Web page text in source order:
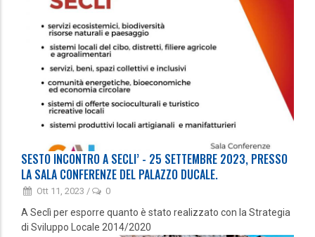
SESTO INCONTRO A SECLI’ - 25 SETTEMBRE 2023, PRESSO
LA SALA CONFERENZE DEL PALAZZO DUCALE.
Ott 11, 2023 / 0
A Seclì per esporre quanto è stato realizzato con la Strategia
di Sviluppo Locale 2014/2020